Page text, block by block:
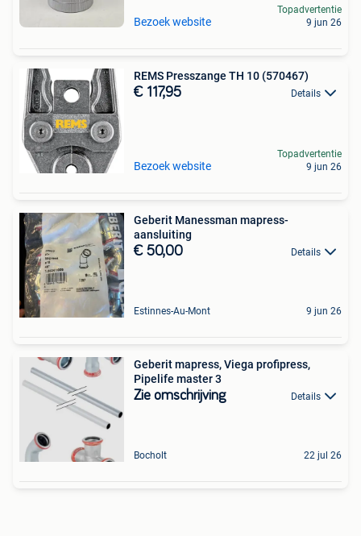
Bezoek website
Topadvertentie
9 jun 26
REMS Presszange TH 10 (570467)
€ 117,95 Details
Bezoek website
Topadvertentie
9 jun 26
Geberit Manessman mapress-
aansluiting
€ 50,00 Details
Estinnes-Au-Mont 9 jun 26
Geberit mapress, Viega profipress,
Pipelife master 3
Zie omschrijving Details
Bocholt 22 jul 26